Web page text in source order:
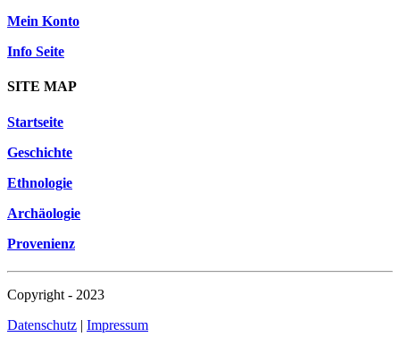
Mein Konto
Info Seite
SITE MAP
Startseite
Geschichte
Ethnologie
Archäologie
Provenienz
Copyright - 2023
Datenschutz | Impressum